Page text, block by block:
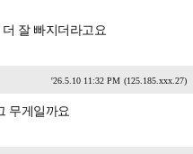
잘 빠지더라고요
'26.5.10 11:32 PM (125.185.xxx.27)
무게일까요